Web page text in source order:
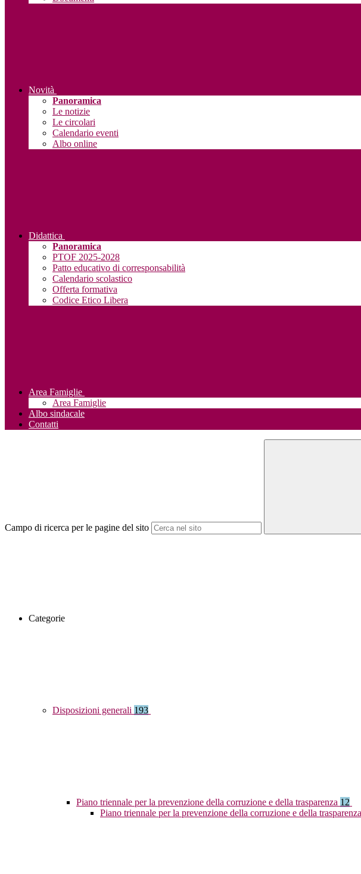
Novità
Panoramica
Le notizie
Le circolari
Calendario eventi
Albo online
Didattica
Panoramica
PTOF 2025-2028
Patto educativo di corresponsabilità
Calendario scolastico
Offerta formativa
Codice Etico Libera
Area Famiglie
Area Famiglie
Albo sindacale
Contatti
Campo di ricerca per le pagine del sito
Categorie
Disposizioni generali 193
Piano triennale per la prevenzione della corruzione e della trasparenza 12
Piano triennale per la prevenzione della corruzione e della